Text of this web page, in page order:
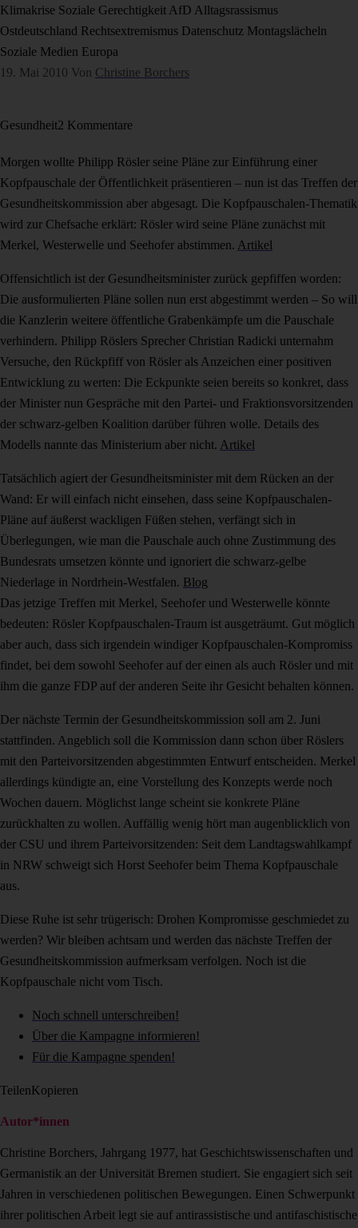
Klimakrise Soziale Gerechtigkeit AfD Alltagsrassismus
Ostdeutschland Rechtsextremismus Datenschutz Montagslächeln
Soziale Medien Europa
19. Mai 2010 Von Christine Borchers
Gesundheit2 Kommentare
Morgen wollte Philipp Rösler seine Pläne zur Einführung einer
Kopfpauschale der Öffentlichkeit präsentieren – nun ist das Treffen der
Gesundheitskommission aber abgesagt. Die Kopfpauschalen-Thematik
wird zur Chefsache erklärt: Rösler wird seine Pläne zunächst mit
Merkel, Westerwelle und Seehofer abstimmen. Artikel
Offensichtlich ist der Gesundheitsminister zurück gepfiffen worden:
Die ausformulierten Pläne sollen nun erst abgestimmt werden – So will
die Kanzlerin weitere öffentliche Grabenkämpfe um die Pauschale
verhindern. Philipp Röslers Sprecher Christian Radicki unternahm
Versuche, den Rückpfiff von Rösler als Anzeichen einer positiven
Entwicklung zu werten: Die Eckpunkte seien bereits so konkret, dass
der Minister nun Gespräche mit den Partei- und Fraktionsvorsitzenden
der schwarz-gelben Koalition darüber führen wolle. Details des
Modells nannte das Ministerium aber nicht. Artikel
Tatsächlich agiert der Gesundheitsminister mit dem Rücken an der
Wand: Er will einfach nicht einsehen, dass seine Kopfpauschalen-
Pläne auf äußerst wackligen Füßen stehen, verfängt sich in
Überlegungen, wie man die Pauschale auch ohne Zustimmung des
Bundesrats umsetzen könnte und ignoriert die schwarz-gelbe
Niederlage in Nordrhein-Westfalen. Blog
Das jetzige Treffen mit Merkel, Seehofer und Westerwelle könnte
bedeuten: Rösler Kopfpauschalen-Traum ist ausgeträumt. Gut möglich
aber auch, dass sich irgendein windiger Kopfpauschalen-Kompromiss
findet, bei dem sowohl Seehofer auf der einen als auch Rösler und mit
ihm die ganze FDP auf der anderen Seite ihr Gesicht behalten können.
Der nächste Termin der Gesundheitskommission soll am 2. Juni
stattfinden. Angeblich soll die Kommission dann schon über Röslers
mit den Parteivorsitzenden abgestimmten Entwurf entscheiden. Merkel
allerdings kündigte an, eine Vorstellung des Konzepts werde noch
Wochen dauern. Möglichst lange scheint sie konkrete Pläne
zurückhalten zu wollen. Auffällig wenig hört man augenblicklich von
der CSU und ihrem Parteivorsitzenden: Seit dem Landtagswahlkampf
in NRW schweigt sich Horst Seehofer beim Thema Kopfpauschale
aus.
Diese Ruhe ist sehr trügerisch: Drohen Kompromisse geschmiedet zu
werden? Wir bleiben achtsam und werden das nächste Treffen der
Gesundheitskommission aufmerksam verfolgen. Noch ist die
Kopfpauschale nicht vom Tisch.
Noch schnell unterschreiben!
Über die Kampagne informieren!
Für die Kampagne spenden!
TeilenKopieren
Autor*innen
Christine Borchers, Jahrgang 1977, hat Geschichtswissenschaften und
Germanistik an der Universität Bremen studiert. Sie engagiert sich seit
Jahren in verschiedenen politischen Bewegungen. Einen Schwerpunkt
ihrer politischen Arbeit legt sie auf antirassistische und antifaschistische